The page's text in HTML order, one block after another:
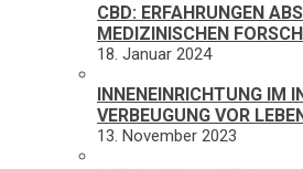
CBD: ERFAHRUNGEN
MEDIZINISCHEN
18. Januar 2024
INNENEINRICHTUNG IM
VERBEUGUNG VOR
13. November 2023